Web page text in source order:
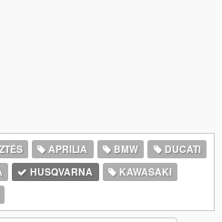
APRILIA BMW
DUCATI
HUSQVARNA
KAWASAKI